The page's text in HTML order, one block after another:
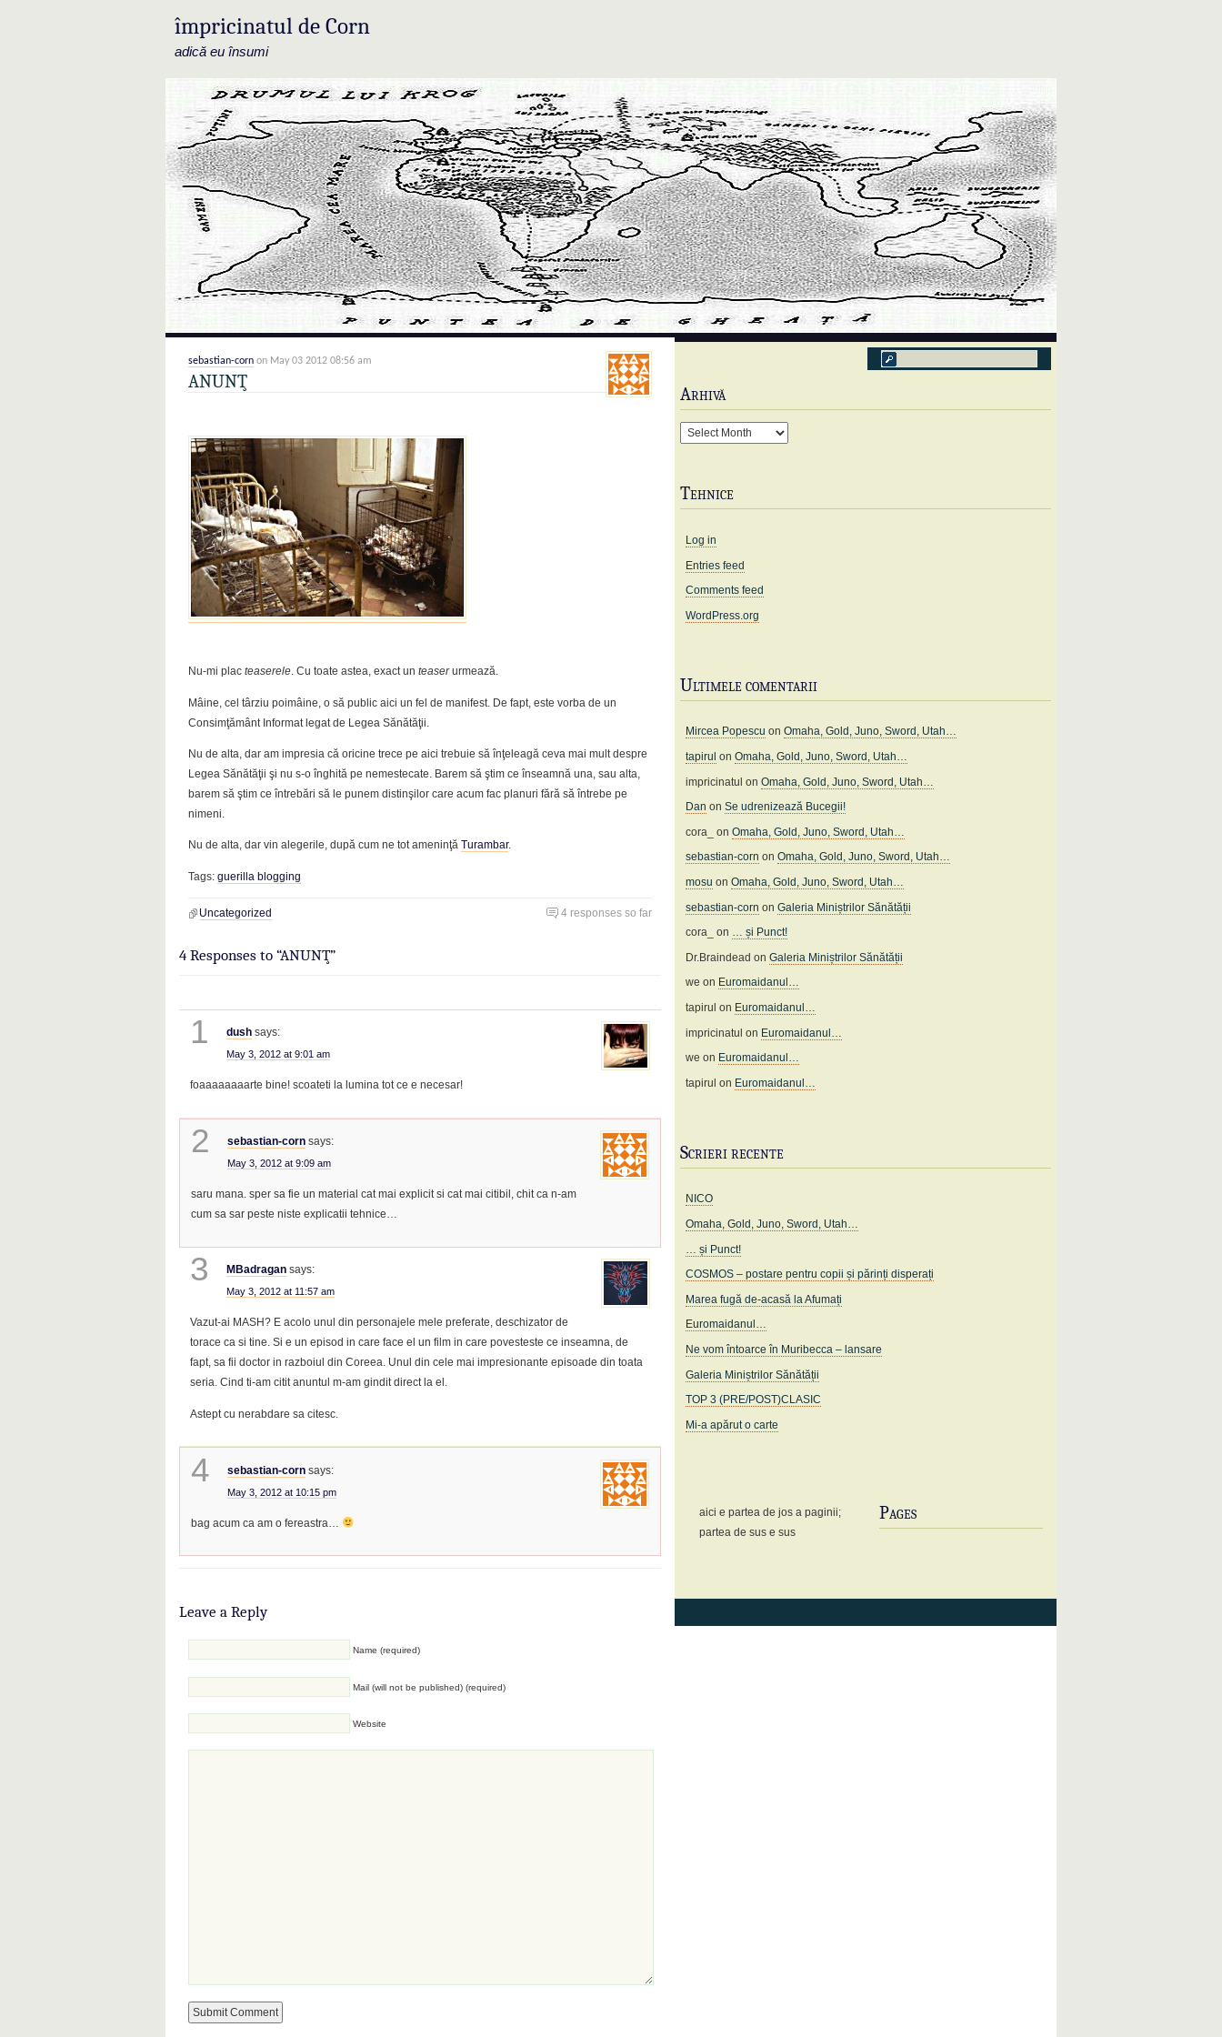
împricinatul de Corn
adică eu însumi
sebastian-corn on May 03 2012 08:56 am
ANUNŢ
Nu-mi plac teaserele. Cu toate astea, exact un teaserurmează.
Mâine, cel târziu poimâine, o să public aici un fel de manifest. De fapt, este vorba de un
Consimţământ Informat legat de Legea Sănătăţii.
Nu de alta, dar am impresia că oricine trece pe aici trebuie să înţeleagă ceva mai mult despre
Legea Sănătăţii şi nu s-o înghită pe nemestecate. Barem să ştim ce înseamnă una, sau alta,
barem să ştim ce întrebări să le punem distinşilor care acum fac planuri fără să întrebe pe
nimeni.
Nu de alta, dar vin alegerile, după cum ne tot ameninţă Turambar.
Tags: guerilla blogging
4 responses so far
Uncategorized
4 Responses to “ANUNŢ”
1 dush says:
May 3, 2012 at 9:01 am
foaaaaaaaarte bine! scoateti la lumina tot ce e necesar!
2 sebastian-corn says:
May 3, 2012 at 9:09 am
saru mana. sper sa fie un material cat mai explicit si cat mai citibil, chit ca n-am
cum sa sar peste niste explicatii tehnice…
3 MBadragan says:
May 3, 2012 at 11:57 am
Vazut-ai MASH? E acolo unul din personajele mele preferate, deschizator de
torace ca si tine. Si e un episod in care face el un film in care povesteste ce inseamna, de
fapt, sa fii doctor in razboiul din Coreea. Unul din cele mai impresionante episoade din toata
seria. Cind ti-am citit anuntul m-am gindit direct la el.
Astept cu nerabdare sa citesc.
4 sebastian-corn says:
May 3, 2012 at 10:15 pm
bag acum ca am o fereastra…
Leave a Reply
Name (required)
Mail (will not be published) (required)
Website
Arhivă
Arhivă
Tehnice
Log in
Entries feed
Comments feed
WordPress.org
Ultimele comentarii
Mircea Popescu onOmaha, Gold, Juno, Sword, Utah…
tapirul onOmaha, Gold, Juno, Sword, Utah…
impricinatul onOmaha, Gold, Juno, Sword, Utah…
Dan onSe udrenizează Bucegii!
cora_
onOmaha, Gold, Juno, Sword, Utah…
sebastian-corn onOmaha, Gold, Juno, Sword, Utah…
mosu onOmaha, Gold, Juno, Sword, Utah…
sebastian-corn onGaleria Miniștrilor Sănătății
cora_
on … și Punct!
Dr.Braindead onGaleria Miniștrilor Sănătății
we on Euromaidanul…
tapirul on Euromaidanul…
impricinatul on Euromaidanul…
we on Euromaidanul…
tapirul on Euromaidanul…
Scrieri recente
NICO
Omaha, Gold, Juno, Sword, Utah…
… și Punct!
COSMOS – postare pentru copii și părinți disperați
Marea fugă de-acasă la Afumați
Euromaidanul…
Ne vom întoarce în Muribecca – lansare
Galeria Miniștrilor Sănătății
TOP 3 (PRE/POST)CLASIC
Mi-a apărut o carte
aici e partea de jos a paginii;
partea de sus e sus
Pages